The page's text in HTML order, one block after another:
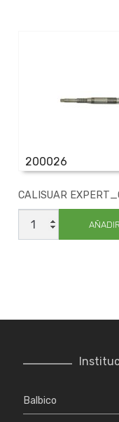
200026
CALISUAR
CALISUAR
EXPERT_GUIA
10
Balbico